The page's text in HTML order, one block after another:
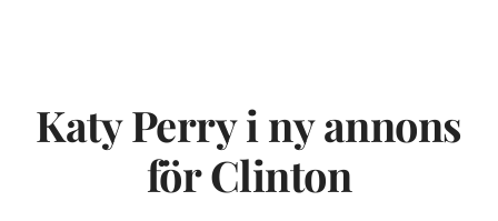
Katy Perry i ny annons
för Clinton